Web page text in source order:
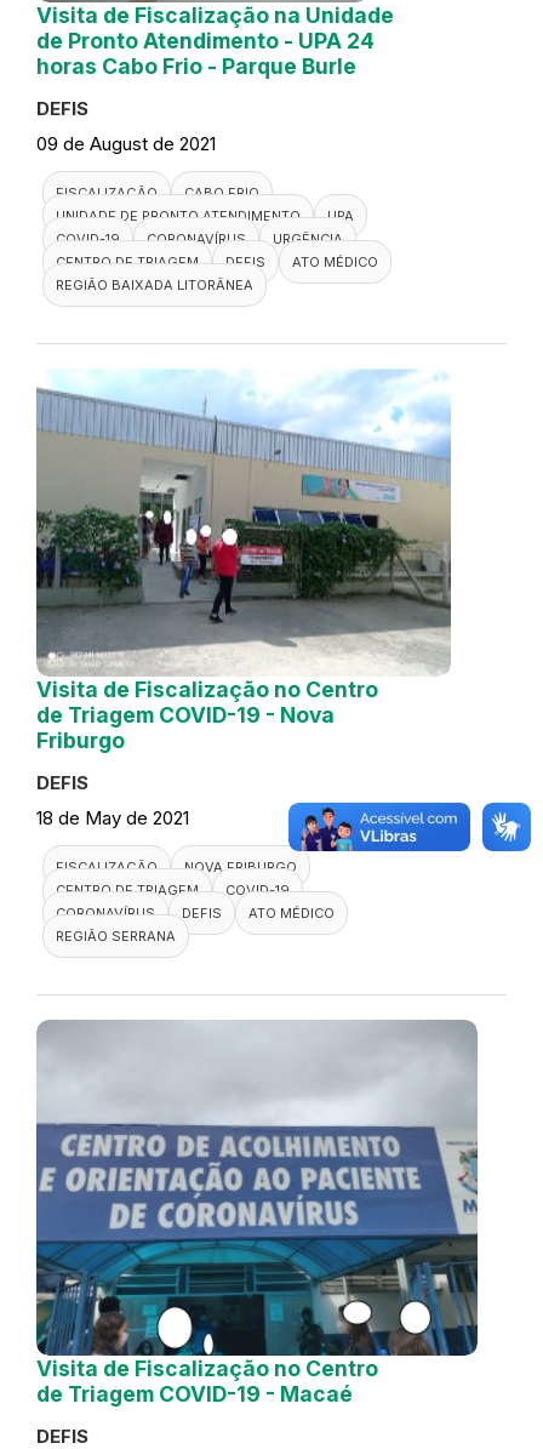
Visita de Fiscalização na Unidade
de Pronto Atendimento - UPA 24
horas Cabo Frio - Parque Burle
DEFIS
09 de August de 2021
FISCALIZAÇÃO
CABO FRIO
UNIDADE DE PRONTO ATENDIMENTO
UPA
COVID-19
CORONAVÍRUS
URGÊNCIA
CENTRO DE TRIAGEM
DEFIS
ATO MÉDICO
REGIÃO BAIXADA LITORÂNEA
Visita de Fiscalização no Centro
de Triagem COVID-19 - Nova
Friburgo
DEFIS
18 de May de 2021
FISCALIZAÇÃO
NOVA FRIBURGO
CENTRO DE TRIAGEM
COVID-19
CORONAVÍRUS
DEFIS
ATO MÉDICO
REGIÃO SERRANA
Visita de Fiscalização no Centro
de Triagem COVID-19 - Macaé
DEFIS